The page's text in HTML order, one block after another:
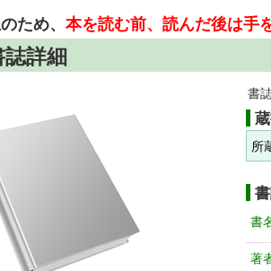
ため、本を読む前、読んだ後は手
詳細
書
所
書
著